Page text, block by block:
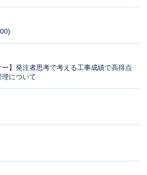
ー】発注者思考で考える工事成績で高得点
について